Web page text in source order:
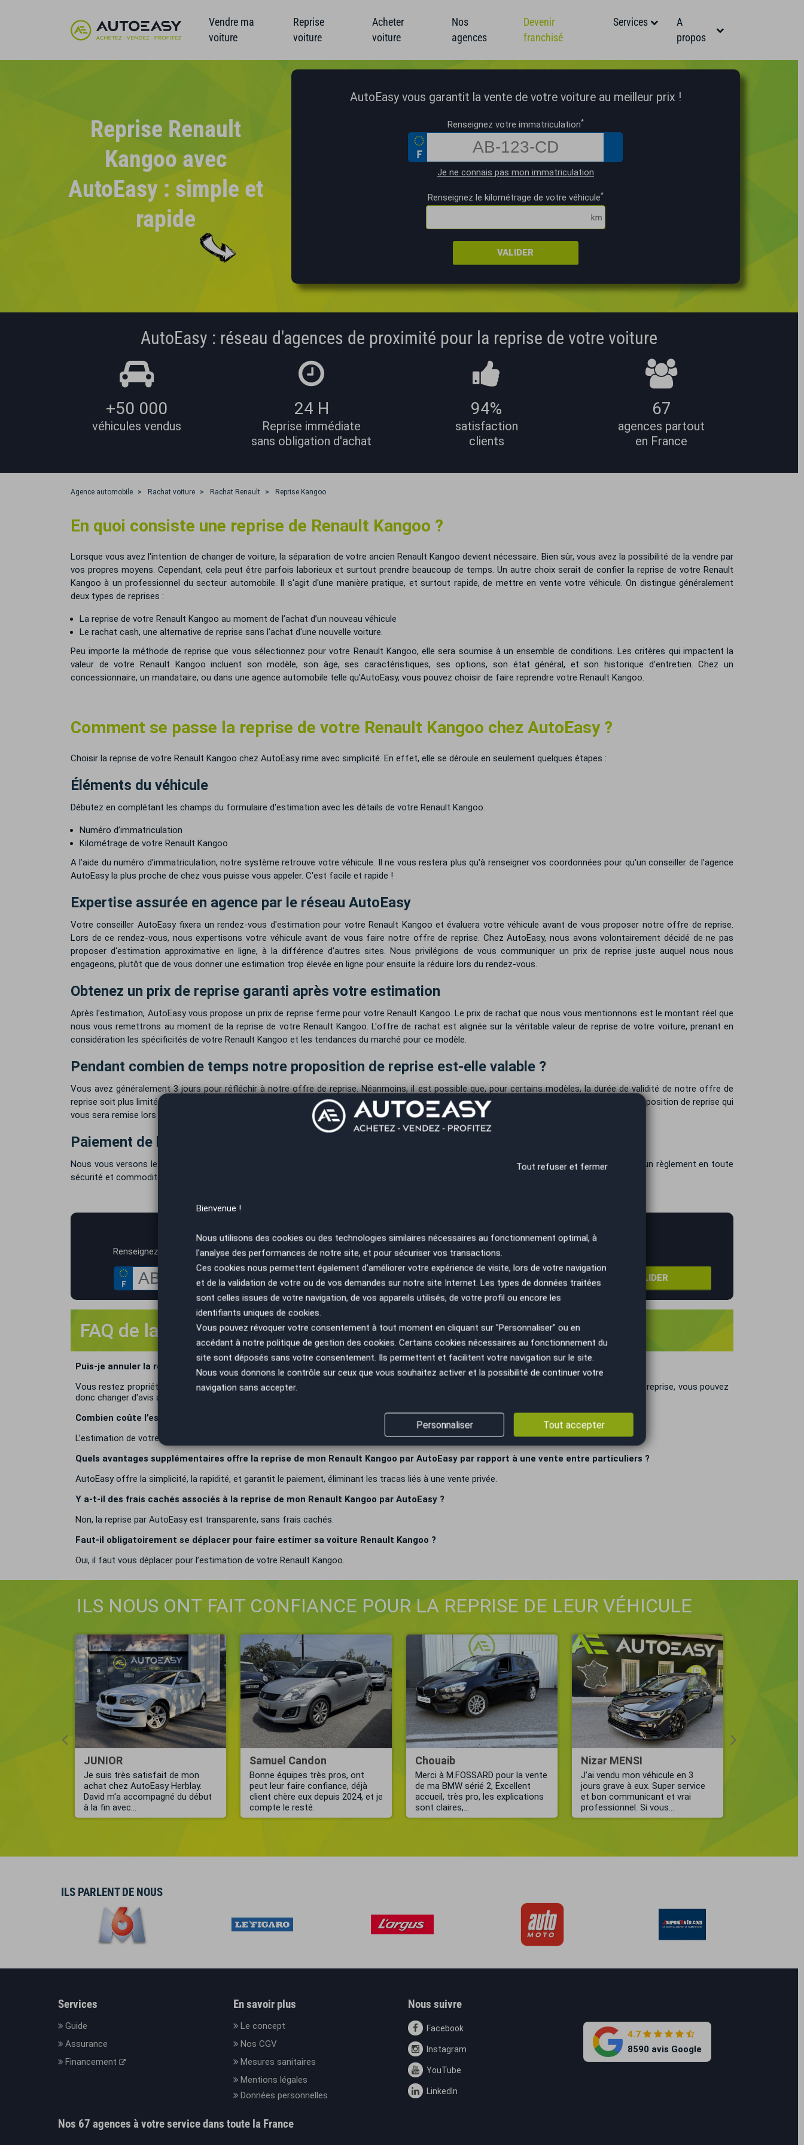
Vendre ma
voiture
Reprise
voiture
Acheter
voiture
Nos
agences
Devenir
franchisé
Services
A
propos
Reprise Renault
Kangoo avec
AutoEasy : simple et
rapide
AutoEasy vous garantit la vente de votre voiture au meilleur prix !
Renseignez votre immatriculation*
Je ne connais pas mon immatriculation
Renseignez le kilométrage de votre véhicule*
VALIDER
AutoEasy : réseau d'agences de proximité pour la reprise de votre voiture
+50 000
véhicules vendus
24 H
Reprise immédiate
sans obligation d'achat
94%
satisfaction
clients
67
agences partout
en France
Agence automobile Rachat voiture Rachat Renault Reprise Kangoo
En quoi consiste une reprise de Renault Kangoo ?
Lorsque vous avez l'intention de changer de voiture, la séparation de votre ancien Renault Kangoo devient nécessaire. Bien sûr, vous avez la possibilité de la vendre par
vos propres moyens. Cependant, cela peut être parfois laborieux et surtout prendre beaucoup de temps. Un autre choix serait de confier la reprise de votre Renault
Kangoo à un professionnel du secteur automobile. Il s'agit d'une manière pratique, et surtout rapide, de mettre en vente votre véhicule. On distingue généralement
deux types de reprises :
La reprise de votre Renault Kangoo au moment de l’achat d’un nouveau véhicule
Le rachat cash, une alternative de reprise sans l'achat d'une nouvelle voiture.
Peu importe la méthode de reprise que vous sélectionnez pour votre Renault Kangoo, elle sera soumise à un ensemble de conditions. Les critères qui impactent la
valeur de votre Renault Kangoo incluent son modèle, son âge, ses caractéristiques, ses options, son état général, et son historique d'entretien. Chez un
concessionnaire, un mandataire, ou dans une agence automobile telle qu'AutoEasy, vous pouvez choisir de faire reprendre votre Renault Kangoo.
Comment se passe la reprise de votre Renault Kangoo chez AutoEasy ?
Choisir la reprise de votre Renault Kangoo chez AutoEasy rime avec simplicité. En effet, elle se déroule en seulement quelques étapes :
Éléments du véhicule
Débutez en complétant les champs du formulaire d'estimation avec les détails de votre Renault Kangoo.
Numéro d’immatriculation
Kilométrage de votre Renault Kangoo
A l’aide du numéro d’immatriculation, notre système retrouve votre véhicule. Il ne vous restera plus qu'à renseigner vos coordonnées pour qu'un conseiller de l'agence
AutoEasy la plus proche de chez vous puisse vous appeler. C'est facile et rapide !
Expertise assurée en agence par le réseau AutoEasy
Votre conseiller AutoEasy fixera un rendez-vous d'estimation pour votre Renault Kangoo et évaluera votre véhicule avant de vous proposer notre offre de reprise.
Lors de ce rendez-vous, nous expertisons votre véhicule avant de vous faire notre offre de reprise. Chez AutoEasy, nous avons volontairement décidé de ne pas
proposer d'estimation approximative en ligne, à la différence d'autres sites. Nous privilégions de vous communiquer un prix de reprise juste auquel nous nous
engageons, plutôt que de vous donner une estimation trop élevée en ligne pour ensuite la réduire lors du rendez-vous.
Obtenez un prix de reprise garanti après votre estimation
Après l'estimation, AutoEasy vous propose un prix de reprise ferme pour votre Renault Kangoo. Le prix de rachat que nous vous mentionnons est le montant réel que
nous vous remettrons au moment de la reprise de votre Renault Kangoo. L'offre de rachat est alignée sur la véritable valeur de reprise de votre voiture, prenant en
considération les spécificités de votre Renault Kangoo et les tendances du marché pour ce modèle.
Pendant combien de temps notre proposition de reprise est-elle valable ?
Vous avez généralement 3 jours pour réfléchir à notre offre de reprise. Néanmoins, il est possible que, pour certains modèles, la durée de validité de notre offre de
reprise soit plus limitée. Votre conseiller AutoEasy vous informera en tout temps de la durée de validité de l’offre. Présente également sur la proposition de reprise qui
vous sera remise lors de votre rendez-vous en agence.
Paiement de la reprise de votre Renault Kangoo
Nous vous versons le montant de la reprise de votre Renault Kangoo immédiatement après sa reprise. Le virement bancaire est privilégié pour un règlement en toute
sécurité et commodité. Habituellement, tous les fonds sont sur votre compte bancaire dans les 24 heures, suivant les délais interbancaires.
Renseignez votre immatriculation Renseignez le kilométrage de votre véhicule
VALIDER
FAQ de la reprise Kangoo
Puis-je annuler la reprise de mon Renault Kangoo si je change d'avis après avoir accepté l'offre ?
Vous restez propriétaire de votre véhicule jusqu'à la signature du certificat de cession et l'établissement du virement correspondant au prix de reprise, vous pouvez
donc changer d'avis avant que la vente soit enregistrée administrativement.
Combien coûte l’estimation de mon Renault Kangoo chez AutoEasy ?
L’estimation de votre Renault Kangoo est complètement gratuite chez AutoEasy.
Quels avantages supplémentaires offre la reprise de mon Renault Kangoo par AutoEasy par rapport à une vente entre particuliers ?
AutoEasy offre la simplicité, la rapidité, et garantit le paiement, éliminant les tracas liés à une vente privée.
Y a-t-il des frais cachés associés à la reprise de mon Renault Kangoo par AutoEasy ?
Non, la reprise par AutoEasy est transparente, sans frais cachés.
Faut-il obligatoirement se déplacer pour faire estimer sa voiture Renault Kangoo ?
Oui, il faut vous déplacer pour l’estimation de votre Renault Kangoo.
ILS NOUS ONT FAIT CONFIANCE POUR LA REPRISE DE LEUR VÉHICULE
JUNIOR
Je suis très satisfait de mon
achat chez AutoEasy Herblay.
David m'a accompagné du début
à la fin avec...
Samuel Candon
Bonne équipes très pros, ont
peut leur faire confiance, déjà
client chère eux depuis 2024, et je
compte le resté.
Chouaib
Merci à M.FOSSARD pour la vente
de ma BMW sérié 2, Excellent
accueil, très pro, les explications
sont claires,...
Nizar MENSI
J’ai vendu mon véhicule en 3
jours grave à eux. Super service
et bon communicant et vrai
professionnel. Si vous...
ILS PARLENT DE NOUS
Services
Guide
Assurance
Financement
En savoir plus
Le concept
Nos CGV
Mesures sanitaires
Mentions légales
Données personnelles
Nous suivre
Facebook
Instagram
YouTube
LinkedIn
4.7
8590 avis Google
Nos 67 agences à votre service dans toute la France
Tout refuser et fermer
Bienvenue !
Nous utilisons des cookies ou des technologies similaires nécessaires au fonctionnement optimal, à
l'analyse des performances de notre site, et pour sécuriser vos transactions.
Ces cookies nous permettent également d'améliorer votre expérience de visite, lors de votre navigation
et de la validation de votre ou de vos demandes sur notre site Internet. Les types de données traitées
sont celles issues de votre navigation, de vos appareils utilisés, de votre profil ou encore les
identifiants uniques de cookies.
Vous pouvez révoquer votre consentement à tout moment en cliquant sur "Personnaliser" ou en
accédant à notre politique de gestion des cookies. Certains cookies nécessaires au fonctionnement du
site sont déposés sans votre consentement. Ils permettent et facilitent votre navigation sur le site.
Nous vous donnons le contrôle sur ceux que vous souhaitez activer et la possibilité de continuer votre
navigation sans accepter.
Tout accepter
Personnaliser